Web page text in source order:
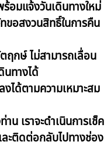
อมแจ้งวันเดินทางใหม่
ขอสงวนสิทธิ์ในการคืน
ฤกษ์ ไม่สามารถเลื่อน
นทางได้
ได้ตามความเหมาะสม
น เราจะดำเนินการเช็ค
ะติดต่อกลับไปทางช่อง